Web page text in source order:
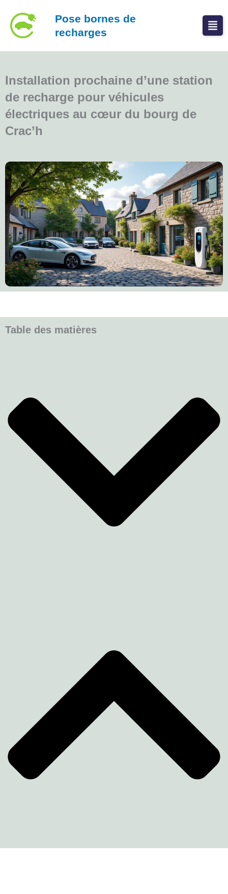
contenu
Pose bornes de
recharges
Installation prochaine d’une station
de recharge pour véhicules
électriques au cœur du bourg de
Crac’h
Table des matières